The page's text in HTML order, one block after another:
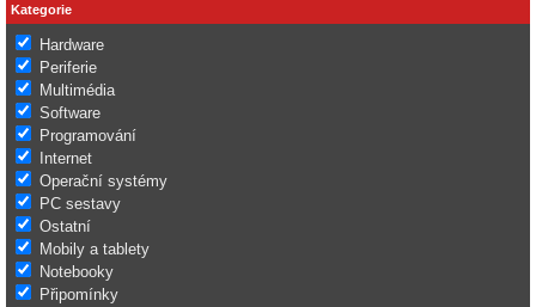
Kategorie
Hardware
Periferie
Multimédia
Software
Programování
Internet
Operační systémy
PC sestavy
Ostatní
Mobily a tablety
Notebooky
Připomínky